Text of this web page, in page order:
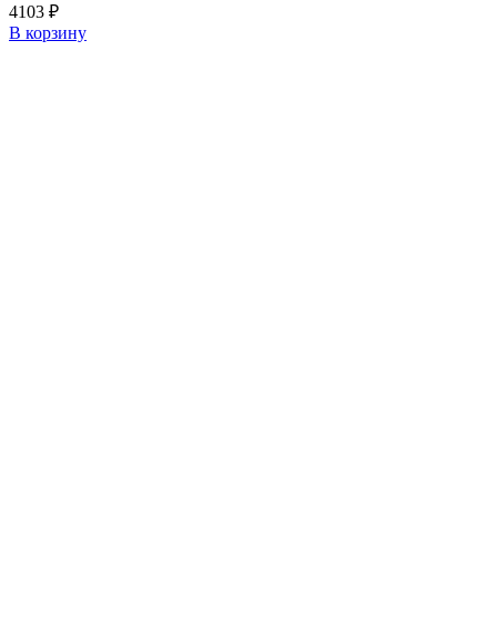
4103 ₽
В корзину